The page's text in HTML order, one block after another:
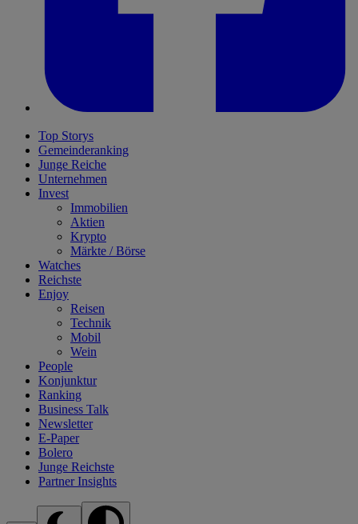
Top Storys
Gemeinderanking
Junge Reiche
Unternehmen
Invest
Immobilien
Aktien
Krypto
Märkte / Börse
Watches
Reichste
Enjoy
Reisen
Technik
Mobil
Wein
People
Konjunktur
Ranking
Business Talk
Newsletter
E-Paper
Bolero
Junge Reichste
Partner Insights